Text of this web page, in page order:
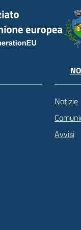
Notizie
Avvisi